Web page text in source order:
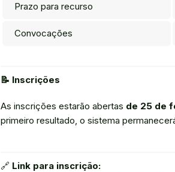
Prazo para recurso
Convocações
📝 Inscrições
As inscrições estarão abertas de 25 de
primeiro resultado, o sistema
🔗 Link para inscrição: